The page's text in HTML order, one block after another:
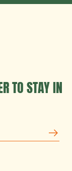
TO STAY IN